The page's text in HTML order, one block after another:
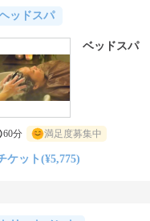
ッドスパ
ベッドスパ
60分 満足度募集中
ケット(¥5,775)